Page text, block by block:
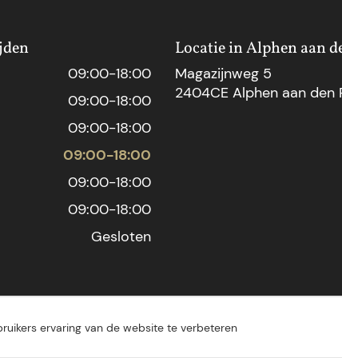
09:00-18:00
09:00-18:00
09:00-18:00
09:00-18:00
09:00-18:00
09:00-18:00
Gesloten
Locatie in Alphen aan
Magazijnweg 5
2404CE Alphen aan den
ervaring van de website te verbeteren